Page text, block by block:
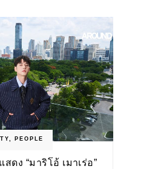
, PEOPLE
ดง “มาริโอ้ เมาเร่อ”